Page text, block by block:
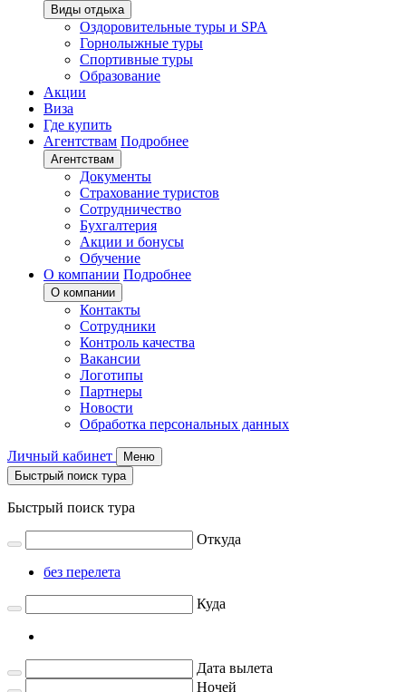
Виды отдыха
Оздоровительные туры и SPA
Горнолыжные туры
Спортивные туры
Образование
Акции
Виза
Где купить
Агентствам Подробнее
Агентствам
Документы
Страхование туристов
Сотрудничество
Бухгалтерия
Акции и бонусы
Обучение
О компании Подробнее
О компании
Контакты
Сотрудники
Контроль качества
Вакансии
Логотипы
Партнеры
Новости
Обработка персональных данных
Личный кабинет
Меню
Быстрый поиск тура
Быстрый поиск тура
Откуда
без перелета
Куда
Дата вылета
Ночей